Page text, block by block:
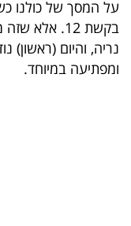
ספורט
קריירה
על המסך של כולנו
בקשת 12.
נריה, והיום (ראשון)
ומפתיעה במיוחד.